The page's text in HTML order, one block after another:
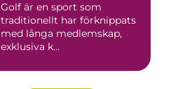
Golf är en sport som
traditionellt har förknippats
med långa medlemskap,
exklusiva k...